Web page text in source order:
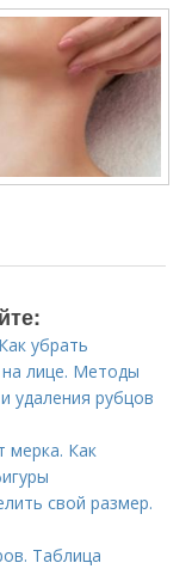
убрать
на лице. Методы
удаления рубцов
мерка. Как
свой размер.
Таблица